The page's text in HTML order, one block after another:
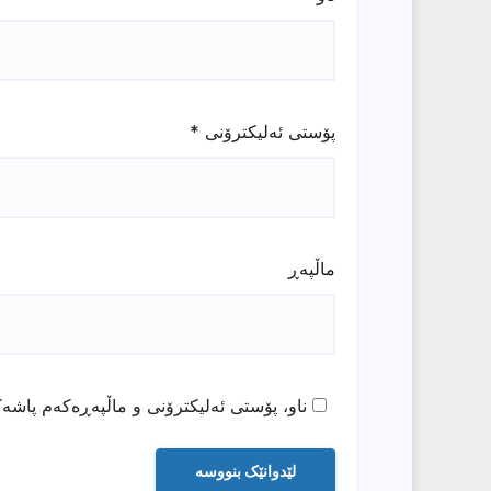
پۆستی ئەلیکترۆنی *
ماڵپه‌ڕ
ناو، پۆستی ئەلیکترۆنی و ماڵپەڕەکەم